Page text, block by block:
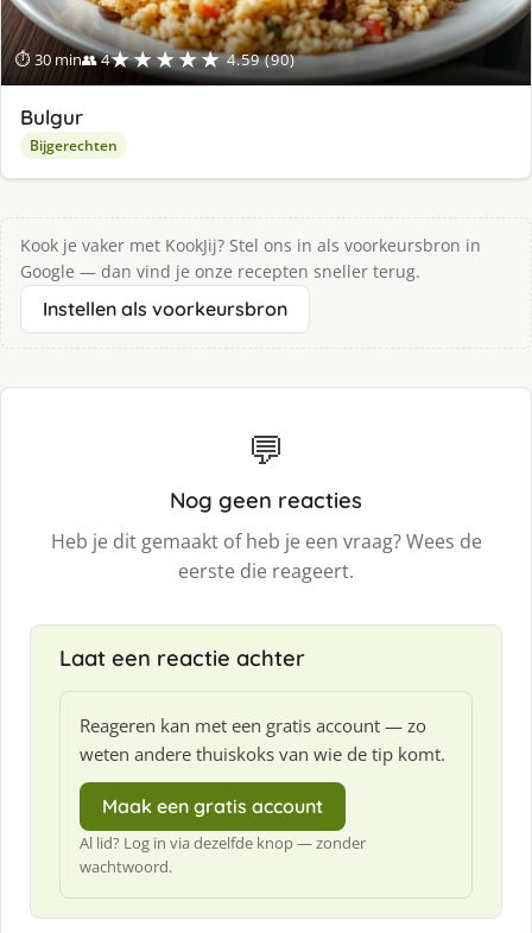
⏱ 30 min👥 4★★★★★ 4.59 (90)
Bulgur
Bijgerechten
Kook je vaker met KookJij? Stel ons in als voorkeursbron in
Google — dan vind je onze recepten sneller terug.
Instellen als voorkeursbron
💬
Nog geen reacties
Heb je dit gemaakt of heb je een vraag? Wees de
eerste die reageert.
Laat een reactie achter
Reageren kan met een gratis account — zo
weten andere thuiskoks van wie de tip komt.
Maak een gratis account
Al lid? Log in via dezelfde knop — zonder
wachtwoord.